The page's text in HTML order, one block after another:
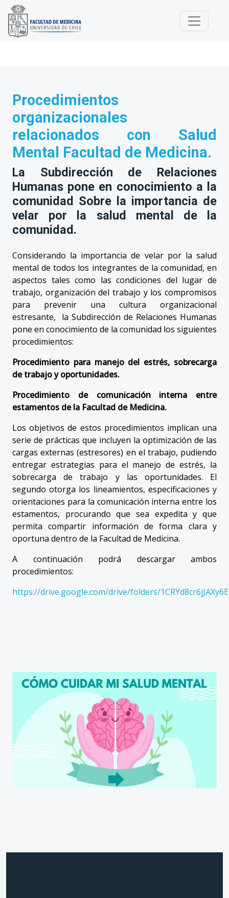
Procedimientos
organizacionales
relacionados con Salud
Mental Facultad de Medicina.
La Subdirección de Relaciones
Humanas pone en conocimiento a la
comunidad Sobre la importancia de
velar por la salud mental de la
comunidad.
Considerando la importancia de velar por la salud
mental de todos los integrantes de la comunidad, en
aspectos tales como las condiciones del lugar de
trabajo, organización del trabajo y los compromisos
para prevenir una cultura organizacional
estresante, la Subdirección de Relaciones Humanas
pone en conocimiento de la comunidad los siguientes
procedimientos:
Procedimiento para manejo del estrés, sobrecarga
de trabajo y oportunidades.
Procedimiento de comunicación interna entre
estamentos de la Facultad de Medicina.
Los objetivos de estos procedimientos implican una
serie de prácticas que incluyen la optimización de las
cargas externas (estresores) en el trabajo, pudiendo
entregar estrategias para el manejo de estrés, la
sobrecarga de trabajo y las oportunidades. El
segundo otorga los lineamientos, especificaciones y
orientaciones para la comunicación interna entre los
estamentos, procurando que sea expedita y que
permita compartir información de forma clara y
oportuna dentro de la Facultad de Medicina.
A continuación podrá descargar ambos
procedimientos:
https://drive.google.com/drive/folders/